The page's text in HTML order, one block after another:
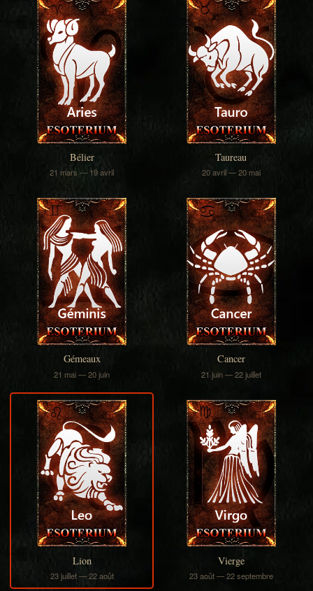
Bélier
21 mars — 19 avril
Taureau
20 avril — 20 mai
Gémeaux
21 mai — 20 juin
Cancer
21 juin — 22 juillet
Lion
23 juillet — 22 août
Vierge
23 août — 22 septembre